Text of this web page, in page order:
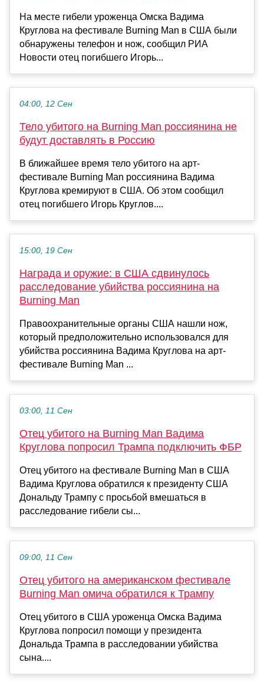
На месте гибели уроженца Омска Вадима
Круглова на фестивале Burning Man в США были
обнаружены телефон и нож, сообщил РИА
Новости отец погибшего Игорь...
04:00, 12 Сен
Тело убитого на Burning Man россиянина не
будут доставлять в Россию
В ближайшее время тело убитого на арт-
фестивале Burning Man россиянина Вадима
Круглова кремируют в США. Об этом сообщил
отец погибшего Игорь Круглов....
15:00, 19 Сен
Награда и оружие: в США сдвинулось
расследование убийства россиянина на
Burning Man
Правоохранительные органы США нашли нож,
который предположительно использовался для
убийства россиянина Вадима Круглова на арт-
фестивале Burning Man ...
03:00, 11 Сен
Отец убитого на Burning Man Вадима
Круглова попросил Трампа подключить ФБР
Отец убитого на фестивале Burning Man в США
Вадима Круглова обратился к президенту США
Дональду Трампу с просьбой вмешаться в
расследование гибели сы...
09:00, 11 Сен
Отец убитого на американском фестивале
Burning Man омича обратился к Трампу
Отец убитого в США уроженца Омска Вадима
Круглова попросил помощи у президента
Дональда Трампа в расследовании убийства
сына....